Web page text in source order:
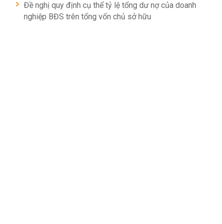
Đề nghị quy định cụ thể tỷ lệ tổng dư nợ của doanh
nghiệp BĐS trên tổng vốn chủ sở hữu